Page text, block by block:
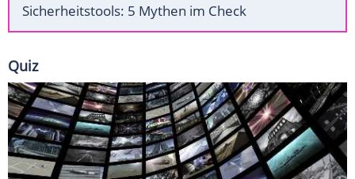
Sicherheitstools: 5 Mythen im Check
Quiz